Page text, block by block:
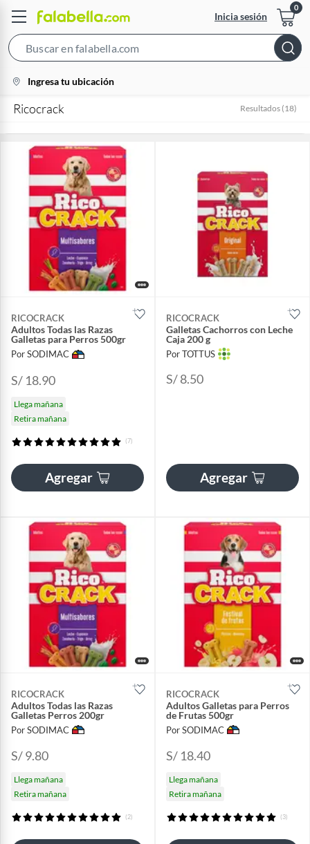
Inicia sesión
Bar
location-
icon
Ingresa tu ubicación
Ricocrack Resultados (18)
RICOCRACK
Adultos Todas las Razas
Galletas para Perros 500gr
Por SODIMAC
S/ 18.90
Llega mañana
Retira mañana
(7)
Agregar
RICOCRACK
Galletas Cachorros con Leche
Caja 200 g
Por TOTTUS
S/ 8.50
Agregar
RICOCRACK
Adultos Todas las Razas
Galletas Perros 200gr
Por SODIMAC
S/ 9.80
Llega mañana
Retira mañana
(2)
RICOCRACK
Adultos Galletas para Perros
de Frutas 500gr
Por SODIMAC
S/ 18.40
Llega mañana
Retira mañana
(3)